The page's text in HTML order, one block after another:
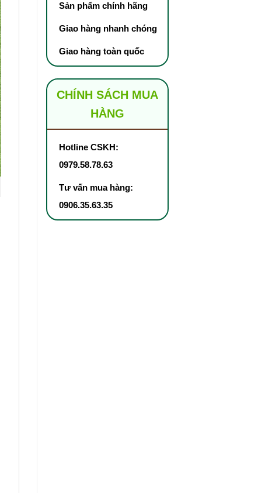
Sản phẩm chính hãng
Giao hàng nhanh chóng
Giao hàng toàn quốc
CHÍNH SÁCH MUA
HÀNG
Hotline CSKH:
0979.58.78.63
Tư vấn mua hàng:
0906.35.63.35